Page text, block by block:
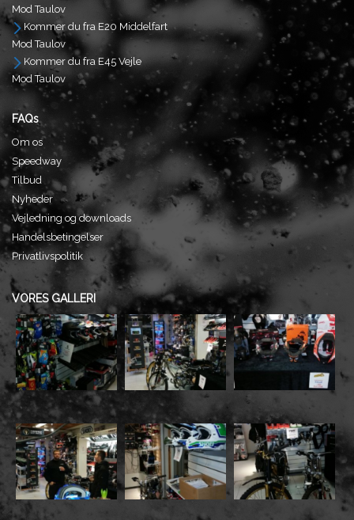
Mod Taulov
Kommer du fra E20 Middelfart
Mod Taulov
Kommer du fra E45 Vejle
Mod Taulov
FAQs
Om os
Speedway
Tilbud
Nyheder
Vejledning og downloads
Handelsbetingelser
Privatlivspolitik
VORES GALLERI